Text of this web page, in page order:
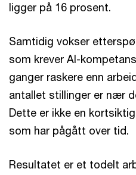
ligger på 16 prosent.
Samtidig vokser
som krever AI-
ganger raskere enn
antallet stillinger er nær
Dette er ikke en
som har pågått over tid.
Resultatet er et todelt